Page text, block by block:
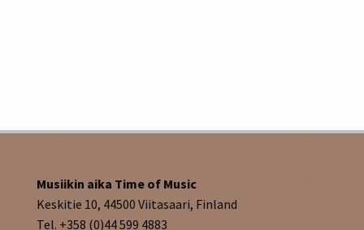
Musiikin aika Time of Music
Keskitie 10, 44500 Viitasaari, Finland
Tel. +358 (0)44 599 4883